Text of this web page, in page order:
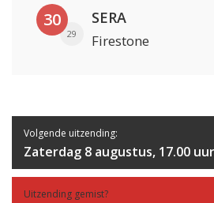
30
29
SERA
Firestone
Volgende uitzending:
Zaterdag 8 augustus, 17.00 uur
Uitzending gemist?